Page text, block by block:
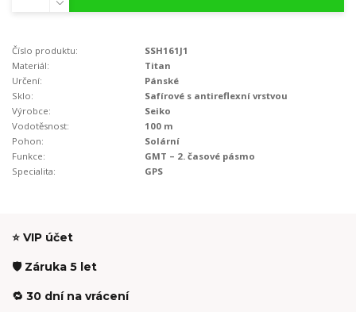
Číslo produktu:
SSH161J1
Materiál:
Titan
Určení:
Pánské
Sklo:
Safírové s antireflexní vrstvou
Výrobce:
Seiko
Vodotěsnost:
100 m
Pohon:
Solární
Funkce:
GMT – 2. časové pásmo
Specialita:
GPS
⭐ VIP účet
🛡️ Záruka 5 let
🔁 30 dní na vrácení